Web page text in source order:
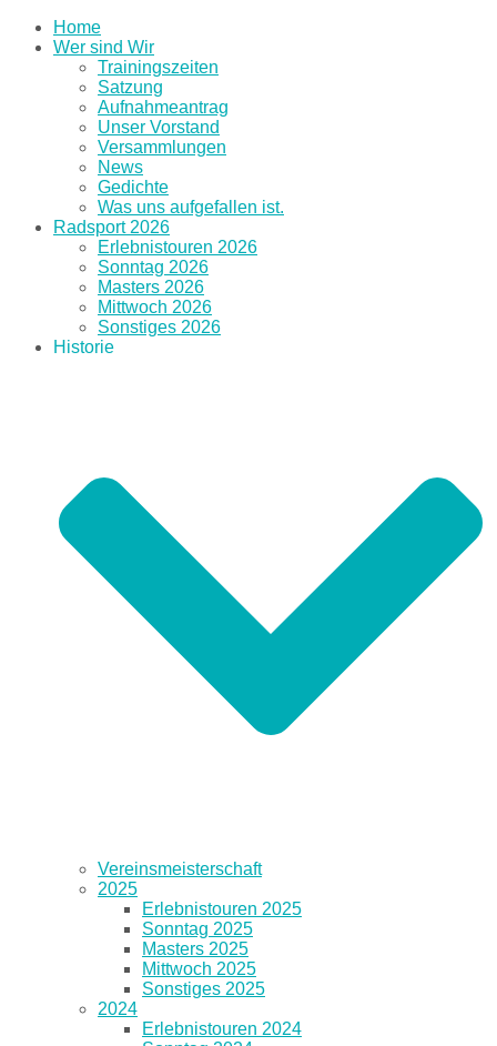
Home
Wer sind Wir
Trainingszeiten
Satzung
Aufnahmeantrag
Unser Vorstand
Versammlungen
News
Gedichte
Was uns aufgefallen ist.
Radsport 2026
Erlebnistouren 2026
Sonntag 2026
Masters 2026
Mittwoch 2026
Sonstiges 2026
Historie
Vereinsmeisterschaft
2025
Erlebnistouren 2025
Sonntag 2025
Masters 2025
Mittwoch 2025
Sonstiges 2025
2024
Erlebnistouren 2024